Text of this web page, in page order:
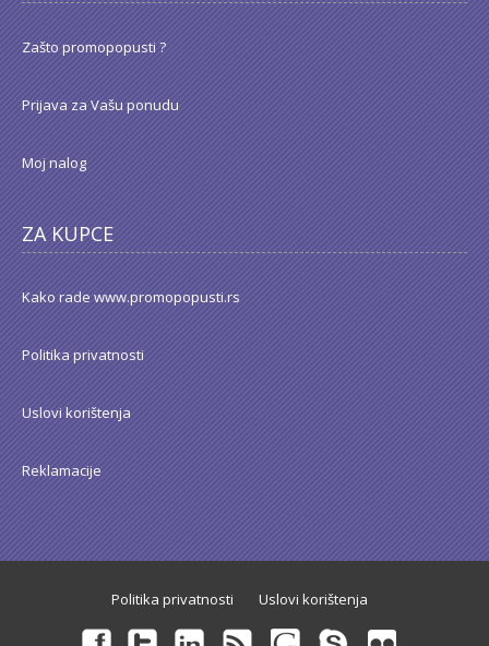
Zašto promopopusti ?
Prijava za Vašu ponudu
Moj nalog
ZA KUPCE
Kako rade www.promopopusti.rs
Politika privatnosti
Uslovi korištenja
Reklamacije
Politika privatnosti Uslovi korištenja